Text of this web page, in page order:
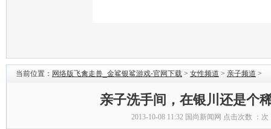
当前位置： 网络版飞禽走兽_金鲨银鲨游戏-官网下载 > 女性频道 > 亲子频道 >
亲子洗手间，在银川还是个
2013-10-08 11:32 国尚新闻网 点击次数 ： 次